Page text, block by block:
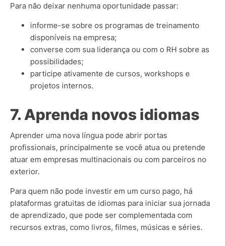
Para não deixar nenhuma oportunidade passar:
informe-se sobre os programas de treinamento
disponíveis na empresa;
converse com sua liderança ou com o RH sobre as
possibilidades;
participe ativamente de cursos, workshops e
projetos internos.
7. Aprenda novos idiomas
Aprender uma nova língua pode abrir portas
profissionais, principalmente se você atua ou pretende
atuar em empresas multinacionais ou com parceiros no
exterior.
Para quem não pode investir em um curso pago, há
plataformas gratuitas de idiomas para iniciar sua jornada
de aprendizado, que pode ser complementada com
recursos extras, como livros, filmes, músicas e séries.